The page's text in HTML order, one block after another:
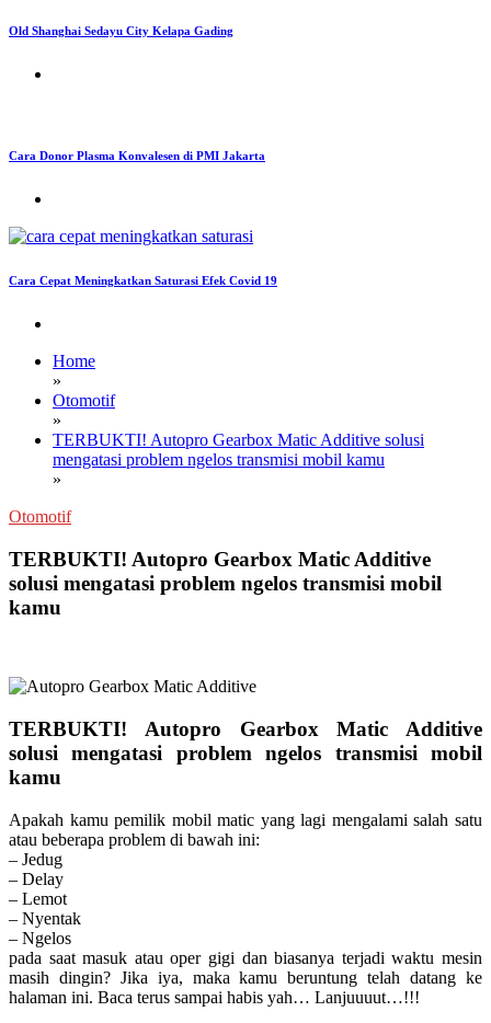
Old Shanghai Sedayu City Kelapa Gading
Cara Donor Plasma Konvalesen di PMI Jakarta
Cara Cepat Meningkatkan Saturasi Efek Covid 19
Home
»
Otomotif
»
TERBUKTI! Autopro Gearbox Matic Additive solusi
mengatasi problem ngelos transmisi mobil kamu
»
Otomotif
TERBUKTI! Autopro Gearbox Matic Additive
solusi mengatasi problem ngelos transmisi mobil
kamu
TERBUKTI! Autopro Gearbox Matic Additive
solusi mengatasi problem ngelos transmisi mobil
kamu
Apakah kamu pemilik mobil matic yang lagi mengalami salah satu
atau beberapa problem di bawah ini:
– Jedug
– Delay
– Lemot
– Nyentak
– Ngelos
pada saat masuk atau oper gigi dan biasanya terjadi waktu mesin
masih dingin? Jika iya, maka kamu beruntung telah datang ke
halaman ini. Baca terus sampai habis yah… Lanjuuuut…!!!